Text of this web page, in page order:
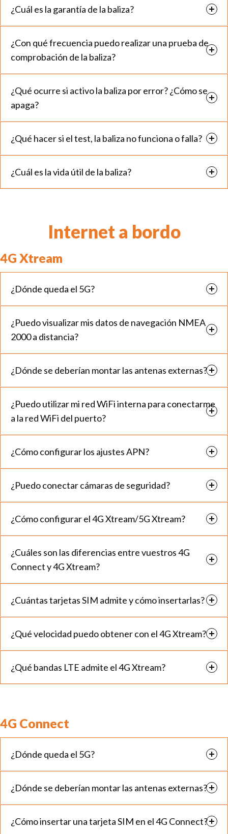
¿Cuál es la garantía de la baliza?
¿Con qué frecuencia puedo realizar una prueba de
comprobación de la baliza?
¿Qué ocurre si activo la baliza por error? ¿Cómo se
apaga?
¿Qué hacer si el test, la baliza no funciona o falla?
¿Cuál es la vida útil de la baliza?
Internet a bordo
4G Xtream
¿Dónde queda el 5G?
¿Puedo visualizar mis datos de navegación NMEA
2000 a distancia?
¿Dónde se deberían montar las antenas externas?
¿Puedo utilizar mi red WiFi interna para conectarme
a la red WiFi del puerto?
¿Cómo configurar los ajustes APN?
¿Puedo conectar cámaras de seguridad?
¿Cómo configurar el 4G Xtream/5G Xtream?
¿Cuáles son las diferencias entre vuestros 4G
Connect y 4G Xtream?
¿Cuántas tarjetas SIM admite y cómo insertarlas?
¿Qué velocidad puedo obtener con el 4G Xtream?
¿Qué bandas LTE admite el 4G Xtream?
4G Connect
¿Dónde queda el 5G?
¿Dónde se deberían montar las antenas externas?
¿Cómo insertar una tarjeta SIM en el 4G Connect?